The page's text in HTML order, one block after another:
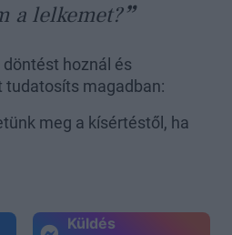
a lelkemet?
hoznál és
tudatosíts magadban:
meg a kísértéstől, ha
Küldés